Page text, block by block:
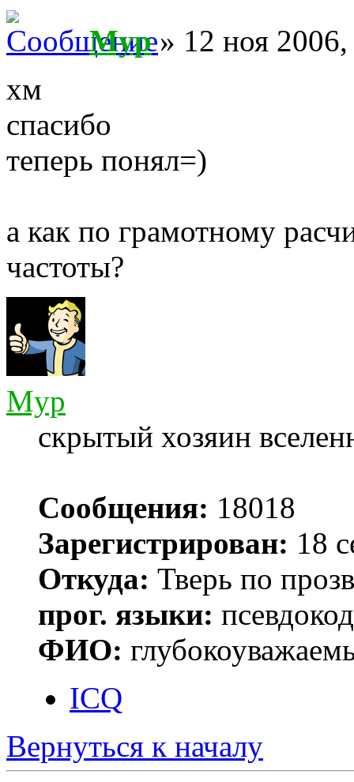
Myp» 12 ноя
хм
спасибо
теперь понял=)
а как по грамотному
частоты?
Myp
скрытый хозяин
Сообщения: 18018
Зарегистрирован: 18
Откуда: Тверь по
прог. языки:
ФИО:
ICQ
Вернуться к началу